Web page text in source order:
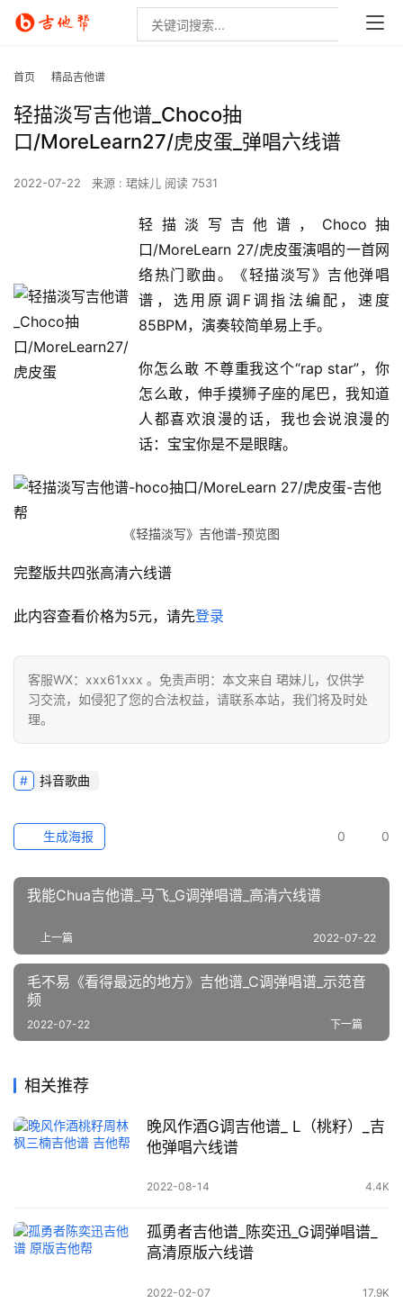
首页 精品吉他谱
轻描淡写吉他谱_Choco抽
口/MoreLearn27/虎皮蛋_弹唱六线谱
2022-07-22 来源 : 珺妹儿 阅读 7531
轻描淡写吉他谱，Choco抽
口/MoreLearn 27/虎皮蛋演唱的一首网
络热门歌曲。《轻描淡写》吉他弹唱
谱，选用原调F调指法编配，速度
85BPM，演奏较简单易上手。
你怎么敢 不尊重我这个“rap star”，你
怎么敢，伸手摸狮子座的尾巴，我知道
人都喜欢浪漫的话，我也会说浪漫的
话：宝宝你是不是眼瞎。
《轻描淡写》吉他谱-预览图
完整版共四张高清六线谱
此内容查看价格为5元，请先登录
客服WX：xxx61xxx 。免责声明：本文来自 珺妹儿，仅供学
习交流，如侵犯了您的合法权益，请联系本站，我们将及时处
理。
抖音歌曲
0 0
生成海报
我能Chua吉他谱_马飞_G调弹唱谱_高清六线谱
上一篇 2022-07-22
毛不易《看得最远的地方》吉他谱_C调弹唱谱_示范音
频
下一篇
2022-07-22
相关推荐
晚风作酒G调吉他谱_ L（桃籽）_吉
他弹唱六线谱
2022-08-14 4.4K
孤勇者吉他谱_陈奕迅_G调弹唱谱_
高清原版六线谱
2022-02-07 17.9K